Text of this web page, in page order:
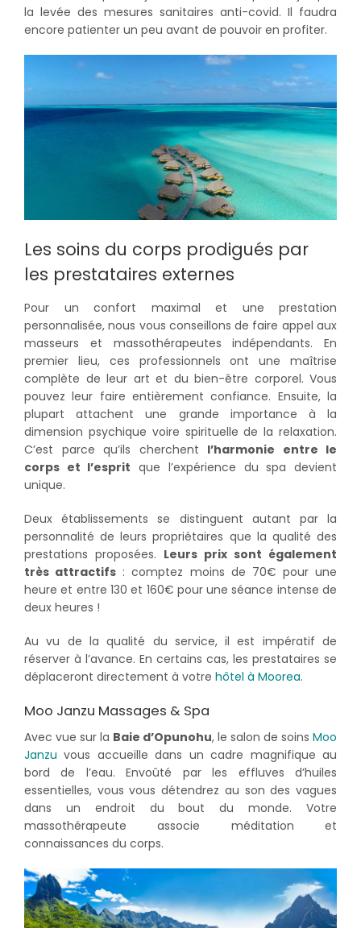
la levée des mesures sanitaires anti-covid. Il faudra
encore patienter un peu avant de pouvoir en profiter.
Les soins du corps prodigués par
les prestataires externes
Pour un confort maximal et une prestation
personnalisée, nous vous conseillons de faire appel aux
masseurs et massothérapeutes indépendants. En
premier lieu, ces professionnels ont une maîtrise
complète de leur art et du bien-être corporel. Vous
pouvez leur faire entièrement confiance. Ensuite, la
plupart attachent une grande importance à la
dimension psychique voire spirituelle de la relaxation.
C’est parce qu’ils cherchent l’harmonie entre le
corps et l’esprit que l’expérience du spa devient
unique.
Deux établissements se distinguent autant par la
personnalité de leurs propriétaires que la qualité des
prestations proposées. Leurs prix sont également
très attractifs : comptez moins de 70€ pour une
heure et entre 130 et 160€ pour une séance intense de
deux heures !
Au vu de la qualité du service, il est impératif de
réserver à l’avance. En certains cas, les prestataires se
déplaceront directement à votre hôtel à Moorea.
Moo Janzu Massages & Spa
Avec vue sur la Baie d’Opunohu, le salon de soins Moo
Janzu vous accueille dans un cadre magnifique au
bord de l’eau. Envoûté par les effluves d’huiles
essentielles, vous vous détendrez au son des vagues
dans un endroit du bout du monde. Votre
massothérapeute associe méditation et
connaissances du corps.